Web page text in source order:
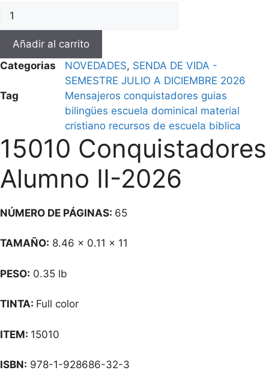
Añadir al carrito
Categorias
NOVEDADES, SENDA DE VIDA -
SEMESTRE JULIO A DICIEMBRE 2026
Tag
Mensajeros conquistadores guias
bilingües escuela dominical material
cristiano recursos de escuela biblica
15010 Conquistadores
Alumno II-2026
NÚMERO DE PÁGINAS: 65
TAMAÑO: 8.46 x 0.11 x 11
PESO: 0.35 lb
TINTA: Full color
ITEM: 15010
ISBN: 978-1-928686-32-3